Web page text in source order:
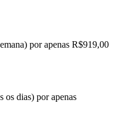
por apenas R$919,00
dias) por apenas